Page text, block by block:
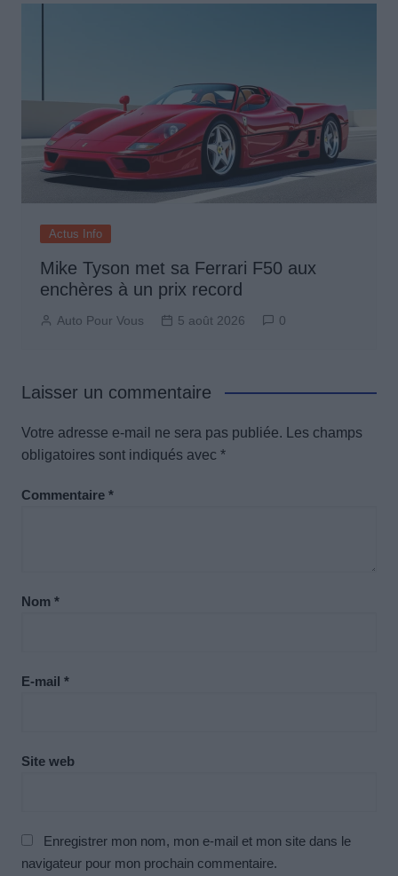
Actus Info
Mike Tyson met sa Ferrari F50 aux
enchères à un prix record
Auto Pour Vous 5 août 2026 0
Laisser un commentaire
Votre adresse e-mail ne sera pas publiée.
Les champs
obligatoires sont indiqués avec *
Commentaire *
Nom *
E-mail *
Site web
Enregistrer mon nom, mon e-mail et mon site dans le
navigateur pour mon prochain commentaire.